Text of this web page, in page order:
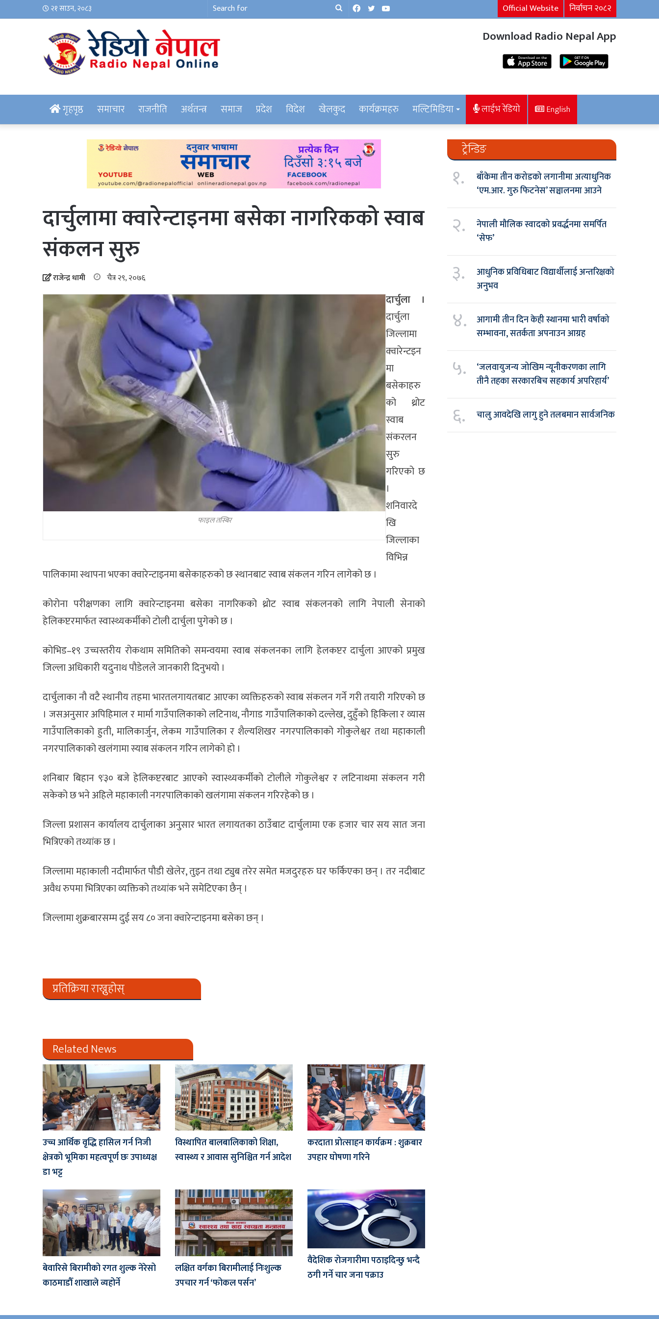
२१ साउन, २०८३
SearchFacebook
TwitterYouTube Official Website निर्वाचन २०८२
Download Radio Nepal App
गृहपृष्ठ समाचार राजनीति अर्थतन्त्र समाज प्रदेश विदेश खेलकुद कार्यक्रमहरु मल्टिमिडिया लाईभ रेडियो English
दार्चुलामा क्वारेन्टाइनमा बसेका नागरिकको स्वाब
संकलन सुरु
राजेन्द्र धामी चैत्र २९, २०७६
फाइल तस्बिर
दार्चुला ।
दार्चुला
जिल्लामा
क्वारेन्टइन
मा
बसेकाहरु
को थ्रोट
स्वाब
संकरलन
सुरु
गरिएको छ
।
शनिवारदे
खि
जिल्लाका
विभिन्न
पालिकामा स्थापना भएका क्वारेन्टाइनमा बसेकाहरुको छ स्थानबाट स्वाब संकलन गरिन लागेको छ ।
कोरोना परीक्षणका लागि क्वारेन्टाइनमा बसेका नागरिकको थ्रोट स्वाब संकलनको लागि नेपाली सेनाको
हेलिकप्टरमार्फत स्वास्थ्यकर्मीको टोली दार्चुला पुगेको छ ।
कोभिड–१९ उच्चस्तरीय रोकथाम समितिको समन्वयमा स्वाब संकलनका लागि हेलकप्टर दार्चुला आएको प्रमुख
जिल्ला अधिकारी यदुनाथ पौडेलले जानकारी दिनुभयो ।
दार्चुलाका नौ वटै स्थानीय तहमा भारतलगायतबाट आएका व्यक्तिहरुको स्वाब संकलन गर्ने गरी तयारी गरिएको छ
। जसअनुसार अपिहिमाल र मार्मा गाउँपालिकाको लटिनाथ, नौगाड गाउँपालिकाको दल्लेख, दुहुँको हिकिला र व्यास
गाउँपालिकाको हुती, मालिकार्जुन, लेकम गाउँपालिका र शैल्यशिखर नगरपालिकाको गोकुलेश्वर तथा महाकाली
नगरपालिकाको खलंगामा स्याब संकलन गरिन लागेको हो ।
शनिबार बिहान ९ः३० बजे हेलिकप्टरबाट आएको स्वास्थ्यकर्मीको टोलीले गोकुलेश्वर र लटिनाथमा संकलन गरी
सकेको छ भने अहिले महाकाली नगरपालिकाको खलंगामा संकलन गरिरहेको छ ।
जिल्ला प्रशासन कार्यालय दार्चुलाका अनुसार भारत लगायतका ठाउँबाट दार्चुलामा एक हजार चार सय सात जना
भित्रिएको तथ्यांक छ ।
जिल्लामा महाकाली नदीमार्फत पौडी खेलेर, तुइन तथा ट्युब तरेर समेत मजदुरहरु घर फर्किएका छन् । तर नदीबाट
अवैध रुपमा भित्रिएका व्यक्तिको तथ्यांक भने समेटिएका छैन् ।
जिल्लामा शुक्रबारसम्म दुई सय ८० जना क्वारेन्टाइनमा बसेका छन् ।
प्रतिक्रिया राख्नुहोस्
Related News
उच्च आर्थिक वृद्धि हासिल गर्न निजी
क्षेत्रको भूमिका महत्वपूर्ण छः उपाध्यक्ष
डा भट्ट
विस्थापित बालबालिकाको शिक्षा,
स्वास्थ्य र आवास सुनिश्चित गर्न आदेश
करदाता प्रोत्साहन कार्यक्रम : शुक्रबार
उपहार घोषणा गरिने
बेवारिसे बिरामीको रगत शुल्क नेरेसो
काठमाडौँ शाखाले व्यहोर्ने
लक्षित वर्गका बिरामीलाई निःशुल्क
उपचार गर्न ‘फोकल पर्सन’
वैदेशिक रोजगारीमा पठाइदिन्छु भन्दै
ठगी गर्ने चार जना पक्राउ
ट्रेन्डिङ
१.
बाँकेमा तीन करोडको लगानीमा अत्याधुनिक
‘एम.आर. गुरु फिटनेस’ सञ्चालनमा आउने
२.
नेपाली मौलिक स्वादको प्रवर्द्धनमा समर्पित
‘सेफ’
३.
आधुनिक प्रविधिबाट विद्यार्थीलाई अन्तरिक्षको
अनुभव
४.
आगामी तीन दिन केही स्थानमा भारी वर्षाको
सम्भावना, सतर्कता अपनाउन आग्रह
५.
‘जलवायुजन्य जोखिम न्यूनीकरणका लागि
तीनै तहका सरकारबिच सहकार्य अपरिहार्य’
६. चालु आवदेखि लागु हुने तलबमान सार्वजनिक